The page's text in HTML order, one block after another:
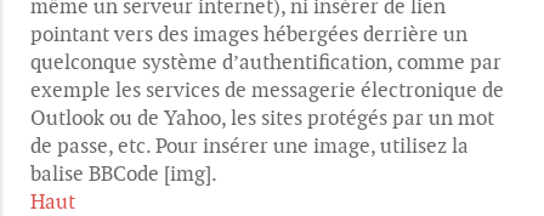
même un serveur internet), ni insérer de lien
pointant vers des images hébergées derrière un
quelconque système d’authentification, comme par
exemple les services de messagerie électronique de
Outlook ou de Yahoo, les sites protégés par un mot
de passe, etc. Pour insérer une image, utilisez la
balise BBCode [img].
Haut